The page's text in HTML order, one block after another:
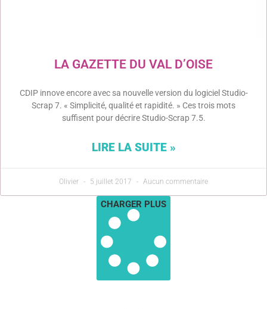
LA GAZETTE DU VAL D’OISE
CDIP innove encore avec sa nouvelle version du logiciel Studio-
Scrap 7. « Simplicité, qualité et rapidité. » Ces trois mots
suffisent pour décrire Studio-Scrap 7.5.
LIRE LA SUITE »
Olivier 5 juillet 2017 Aucun commentaire
CHARGER PLUS